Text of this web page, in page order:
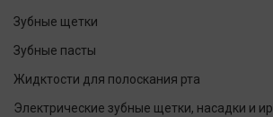
Зубные щетки
Зубные пасты
Жидктости для полоскания рта
Электрические зубные щетки, насадки и